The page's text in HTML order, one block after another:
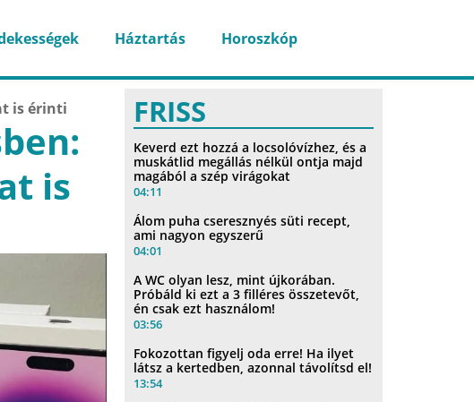
Háztartás Horoszkóp
is érinti
is
FRISS
Keverd ezt hozzá a locsolóvízhez, és a
muskátlid megállás nélkül ontja majd
magából a szép virágokat
04:11
Álom puha cseresznyés süti recept,
ami nagyon egyszerű
04:01
A WC olyan lesz, mint újkorában.
Próbáld ki ezt a 3 filléres összetevőt,
én csak ezt használom!
03:56
Fokozottan figyelj oda erre! Ha ilyet
látsz a kertedben, azonnal távolítsd el!
13:54